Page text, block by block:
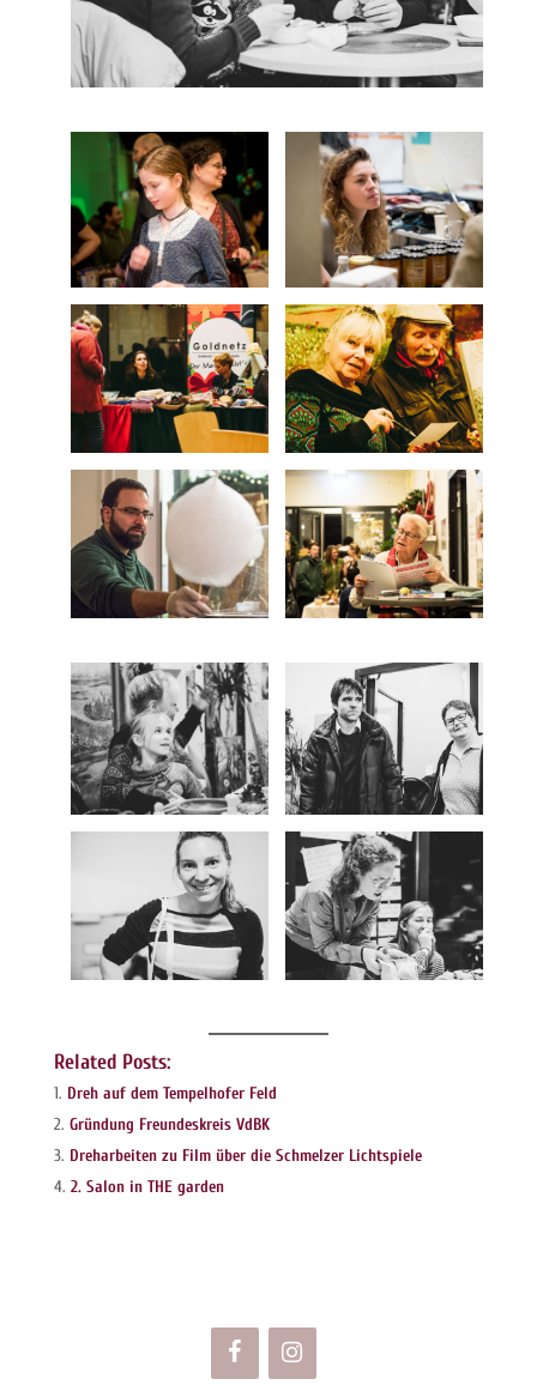
Related Posts:
Dreh auf dem Tempelhofer Feld
Gründung Freundeskreis VdBK
Dreharbeiten zu Film über die Schmelzer Lichtspiele
2. Salon in THE garden